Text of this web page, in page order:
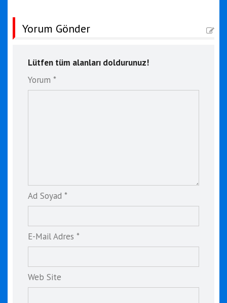
Yorum Gönder
Lütfen tüm alanları doldurunuz!
Yorum *
Ad Soyad *
E-Mail Adres *
Web Site